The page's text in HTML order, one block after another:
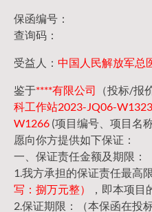
保函编号：
查询码：
受益人： 中国人民解放军总
鉴于****有限公司 （投标/报
科工作站2023-JQ06-
W1266 (项目编号、项目名
愿向你方提供如下保证：
一、保证责任金额及期限：
1.我方承担的保证责任最高
写：捌万元整）
，即本项目
2.保证期限：（本保函在投